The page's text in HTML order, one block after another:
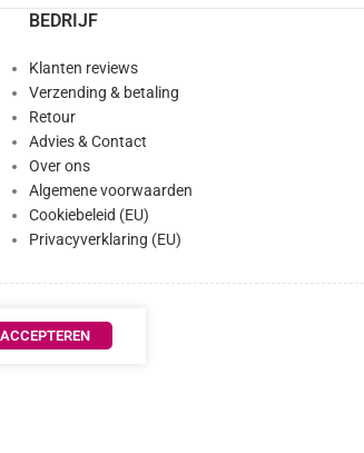
BEDRIJF
Klanten reviews
Verzending & betaling
Retour
Advies & Contact
Over ons
Algemene voorwaarden
Cookiebeleid (EU)
Privacyverklaring (EU)
ACCEPTEREN